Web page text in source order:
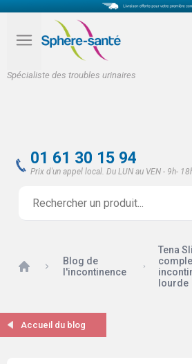
Spécialiste des troubles urinaires
01 61 30 15 94
Prix d'un appel local. Du LUN au VEN - 9h-
Accueil
Blog de
l'incontinence
Tena
lourde
Accueil du blog